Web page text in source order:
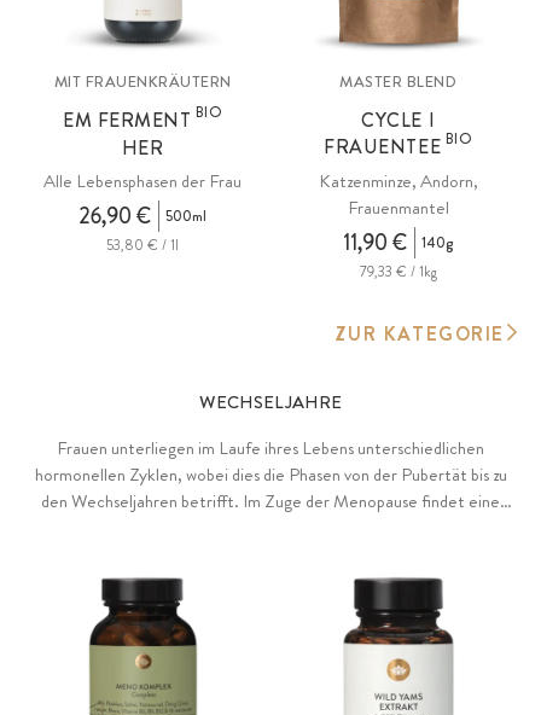
MIT FRAUENKRÄUTERN
EM FERMENTBIO
HER
Alle Lebensphasen der Frau
26,90 €
500ml
53,80 € / 1l
MASTER BLEND
CYCLE I
FRAUENTEEBIO
Katzenminze, Andorn,
Frauenmantel
11,90 €
140g
79,33 € / 1kg
ZUR KATEGORIE
WECHSELJAHRE
Frauen unterliegen im Laufe ihres Lebens unterschiedlichen
hormonellen Zyklen, wobei dies die Phasen von der Pubertät bis zu
den Wechseljahren betrifft. Im Zuge der Menopause findet eine